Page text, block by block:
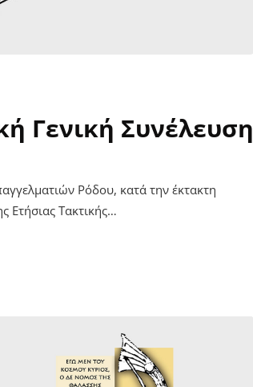
Γενική Συνέλευση
Ρόδου, κατά την έκτακτη
Ετήσιας Τακτικής…